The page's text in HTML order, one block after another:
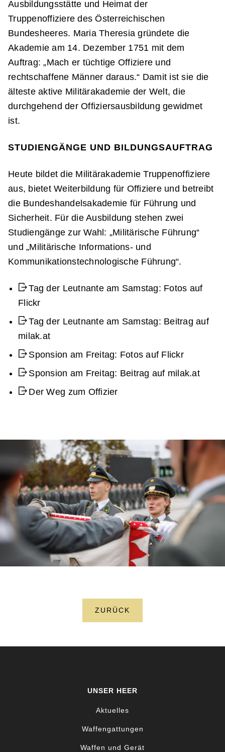
Ausbildungsstätte und Heimat der
Truppenoffiziere des Österreichischen
Bundesheeres. Maria Theresia gründete die
Akademie am 14. Dezember 1751 mit dem
Auftrag: „Mach er tüchtige Offiziere und
rechtschaffene Männer daraus.“ Damit ist sie die
älteste aktive Militärakademie der Welt, die
durchgehend der Offiziersausbildung gewidmet
ist.
STUDIENGÄNGE UND BILDUNGSAUFTRAG
Heute bildet die Militärakademie Truppenoffiziere
aus, bietet Weiterbildung für Offiziere und betreibt
die Bundeshandelsakademie für Führung und
Sicherheit. Für die Ausbildung stehen zwei
Studiengänge zur Wahl: „Militärische Führung“
und „Militärische Informations- und
Kommunikationstechnologische Führung“.
Tag der Leutnante am Samstag: Fotos auf
Flickr
Tag der Leutnante am Samstag: Beitrag auf
milak.at
Sponsion am Freitag: Fotos auf Flickr
Sponsion am Freitag: Beitrag auf milak.at
Der Weg zum Offizier
ZURÜCK
UNSER HEER
Aktuelles
Waffengattungen
Waffen und Gerät